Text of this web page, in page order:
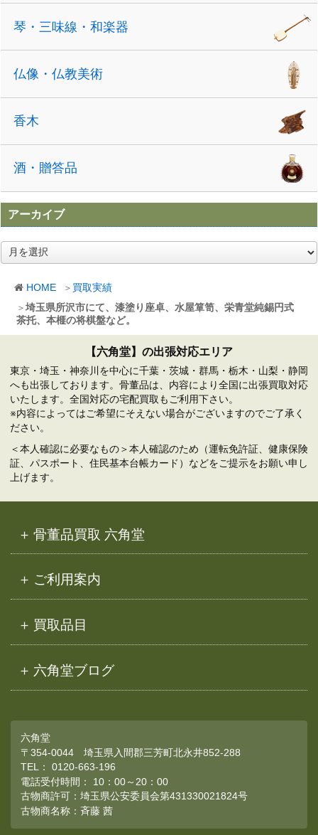
HOME
買取実績
埼玉県所沢市にて、漆塗り座卓、水屋箪笥、栄青堂純錫円式
茶托、本榧の将棋盤など。
琴・三味線・和楽器
仏像・仏教美術
香木
酒・贈答品
アーカイブ
ア
ー
【六角堂】の出張対応エリア
東京・埼玉・神奈川を中心に千葉・茨城・群馬・栃木・山梨・静岡
へも出張しております。骨董品は、内容により全国に出張買取対応
いたします。全国対応の宅配買取もご利用下さい。
※内容によってはご希望にそえない場合がございますのでご了承く
ださい。
＜本人確認に必要なもの＞本人確認のため（運転免許証、健康保険
証、パスポート、住民基本台帳カード）などをご提示をお願い申し
上げます。
骨董品買取 六角堂
ご利用案内
買取品目
六角堂ブログ
六角堂
〒354-0044 埼玉県入間郡三芳町北永井852-288
TEL： 0120-663-196
電話受付時間： 10：00～20：00
古物商許可：埼玉県公安委員会第431330021824号
古物商名称：斉藤 茜